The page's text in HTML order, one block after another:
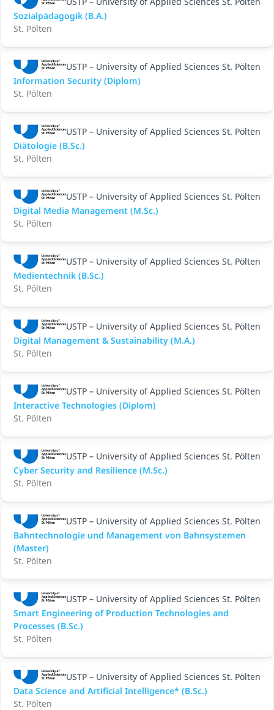
Sozialpädagogik (B.A.)
St. Pölten
USTP – University of Applied Sciences St. Pölten
Information Security (Diplom)
St. Pölten
USTP – University of Applied Sciences St. Pölten
Diätologie (B.Sc.)
St. Pölten
USTP – University of Applied Sciences St. Pölten
Digital Media Management (M.Sc.)
St. Pölten
USTP – University of Applied Sciences St. Pölten
Medientechnik (B.Sc.)
St. Pölten
USTP – University of Applied Sciences St. Pölten
Digital Management & Sustainability (M.A.)
St. Pölten
USTP – University of Applied Sciences St. Pölten
Interactive Technologies (Diplom)
St. Pölten
USTP – University of Applied Sciences St. Pölten
Cyber Security and Resilience (M.Sc.)
St. Pölten
USTP – University of Applied Sciences St. Pölten
Bahntechnologie und Management von Bahnsystemen
(Master)
St. Pölten
USTP – University of Applied Sciences St. Pölten
Smart Engineering of Production Technologies and
Processes (B.Sc.)
St. Pölten
USTP – University of Applied Sciences St. Pölten
Data Science and Artificial Intelligence* (B.Sc.)
St. Pölten